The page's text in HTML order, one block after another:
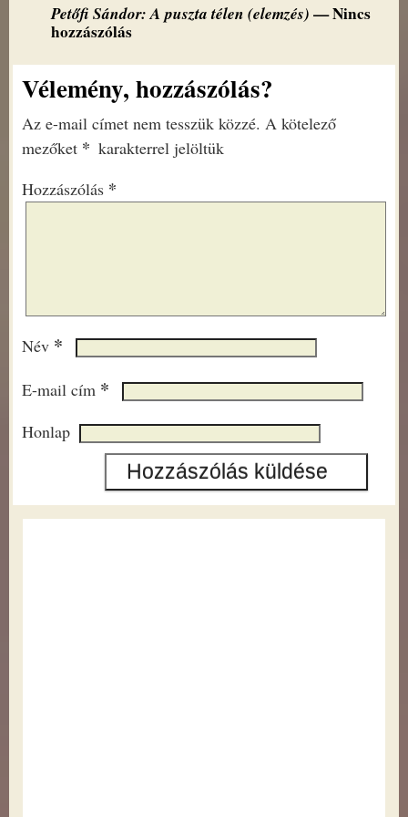
Petőfi Sándor: A puszta télen (elemzés) — Nincs
hozzászólás
Vélemény, hozzászólás?
Az e-mail címet nem tesszük közzé. A kötelező
mezőket * karakterrel jelöltük
Hozzászólás *
Név *
E-mail cím *
Honlap